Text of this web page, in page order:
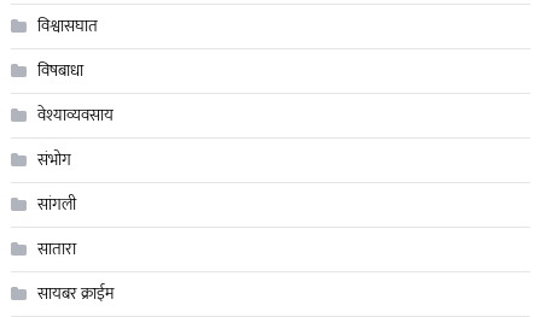
विश्वासघात
विषबाधा
वेश्याव्यवसाय
संभोग
सांगली
सातारा
सायबर क्राईम